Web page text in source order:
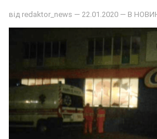
від redaktor_news — 22.01.2020 — В